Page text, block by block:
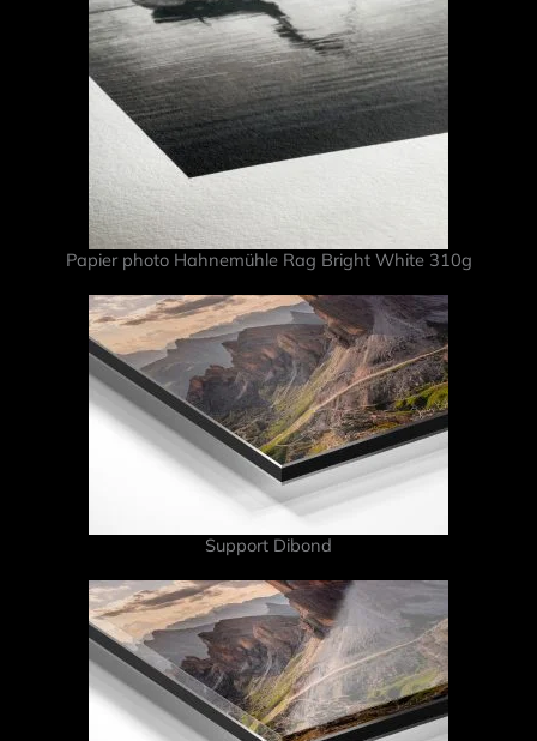
Papier photo Hahnemühle Rag Bright White 310g
Support Dibond